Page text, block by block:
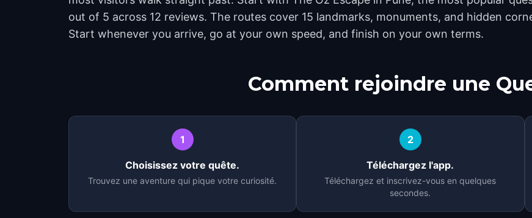
out of 5 across 12 reviews. The routes cover 15 landmarks, monuments, and hidden
Start whenever you arrive, go at your own speed, and finish on your own terms.
Comment rejoindre une
1
Choisissez votre quête.
Trouvez une aventure qui pique votre curiosité.
2
Téléchargez l'app.
Téléchargez et inscrivez-vous en quelques
secondes.